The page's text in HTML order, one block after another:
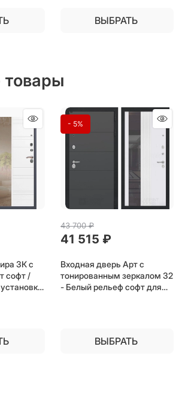
ВЫБРАТЬ
3К с
софт /
- 5%
43 700 ₽
41 515 ₽
Входная дверь Арт с
тонированным зеркалом 32
- Белый рельеф софт для
ВЫБРАТЬ